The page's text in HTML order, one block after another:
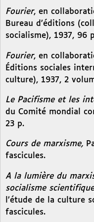
Fourier, en
Bureau d’éditions
socialisme), 1937, 96
Fourier, en
Éditions sociales
culture), 1937, 2
Le Pacifisme et les
du Comité mondial
23 p.
Cours de marxisme,
fascicules.
A la lumière du
socialisme scientifique
l’étude de la culture
fascicules.